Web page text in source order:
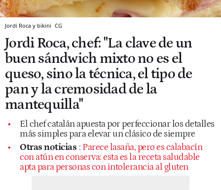
Jordi Roca y bikini CG
Jordi Roca, chef: "La clave de un
buen sándwich mixto no es el
queso, sino la técnica, el tipo de
pan y la cremosidad de la
mantequilla"
El chef catalán apuesta por perfeccionar los detalles
más simples para elevar un clásico de siempre
Otras noticias : Parece lasaña, pero es calabacín
con atún en conserva: esta es la receta saludable
apta para personas con intolerancia al gluten